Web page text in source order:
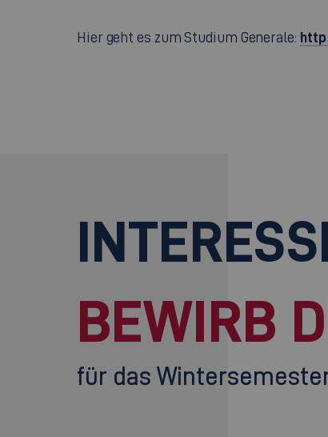
Hier geht es zum Studium Generale:
BEWIRB
für das